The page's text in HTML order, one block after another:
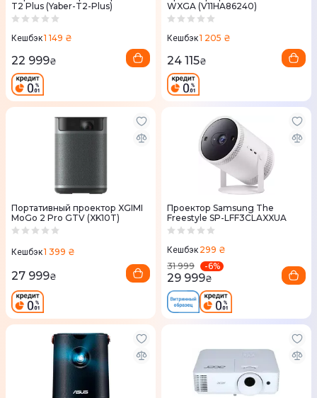
T2 Plus (Yaber-T2-Plus)
Кешбэк1 149 ₴
22 999₴
WXGA (V11HA86240)
Кешбэк1 205 ₴
24 115₴
Портативный проектор XGIMI
MoGo 2 Pro GTV (XK10T)
Кешбэк1 399 ₴
27 999₴
Проектор Samsung The
Freestyle SP-LFF3CLAXXUA
Кешбэк 299 ₴
31 999
-6%
29 999₴